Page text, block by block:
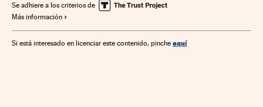
Se adhiere a los criterios de
Más información
Si está interesado en licenciar este contenido, pinche aquí